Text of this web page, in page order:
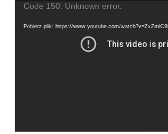
Odtwarzacz
Code 150: Unknown error.
Pobierz plik: https://www.youtube.com/